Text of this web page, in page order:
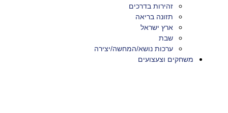
זהירות בדרכים
תזונה בריאה
ארץ ישראל
שבת
ערכות נושא/המחשה/יצירה
משחקים וצעצועים